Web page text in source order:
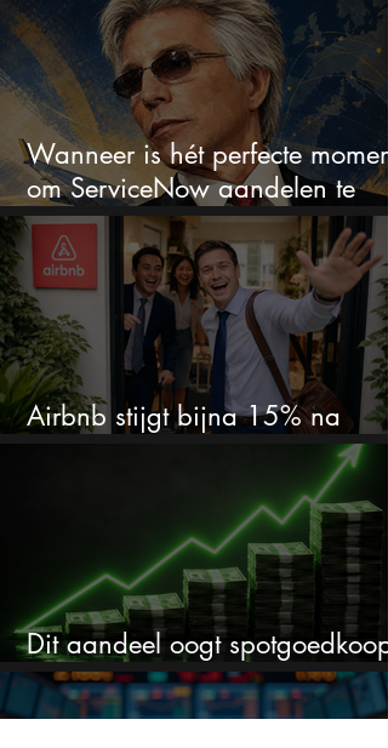
Wanneer is hét perfecte moment
om ServiceNow aandelen te
kopen?
Airbnb stijgt bijna 15% na
cijfers: vooral dit AI-cijfer valt op
Dit aandeel oogt spotgoedkoop
voor hoeveel het kan stijgen